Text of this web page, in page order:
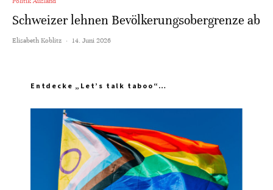
Schweizer lehnen Bevölkerungsobergrenze ab
Elisabeth Koblitz · 14. Juni 2026
Entdecke „Let’s talk taboo“…